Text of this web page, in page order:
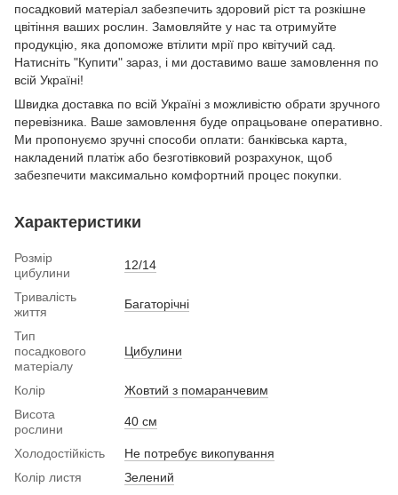
посадковий матеріал забезпечить здоровий ріст та розкішне
цвітіння ваших рослин. Замовляйте у нас та отримуйте
продукцію, яка допоможе втілити мрії про квітучий сад.
Натисніть "Купити" зараз, і ми доставимо ваше замовлення по
всій Україні!
Швидка доставка по всій Україні з можливістю обрати зручного
перевізника. Ваше замовлення буде опрацьоване оперативно.
Ми пропонуємо зручні способи оплати: банківська карта,
накладений платіж або безготівковий розрахунок, щоб
забезпечити максимально комфортний процес покупки.
Характеристики
Розмір
цибулини
12/14
Тривалість
життя
Багаторічні
Тип
посадкового
матеріалу
Цибулини
Колір
Жовтий з помаранчевим
Висота
рослини
40 см
Холодостійкість
Не потребує викопування
Колір листя
Зелений